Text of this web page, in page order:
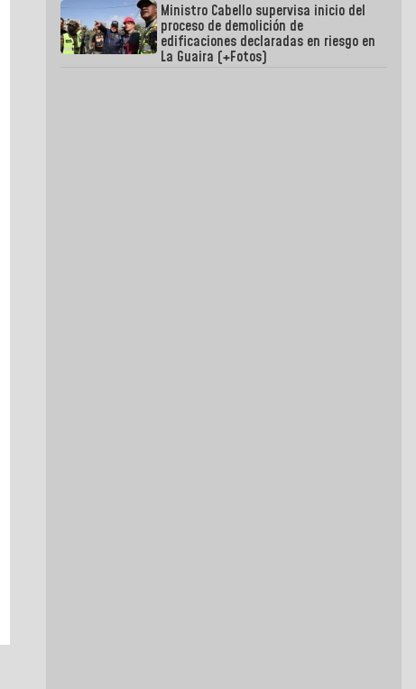
Ministro Cabello supervisa inicio del
proceso de demolición de
edificaciones declaradas en riesgo en
La Guaira (+Fotos)